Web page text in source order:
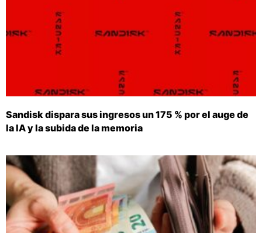
Sandisk dispara sus ingresos un 175 % por el auge de
la IA y la subida de la memoria